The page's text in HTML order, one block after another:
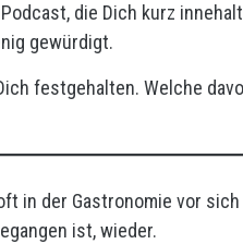
die Dich kurz
gewürdigt.
festgehalten. Welche
in der Gastronomie vor
ist, wieder.